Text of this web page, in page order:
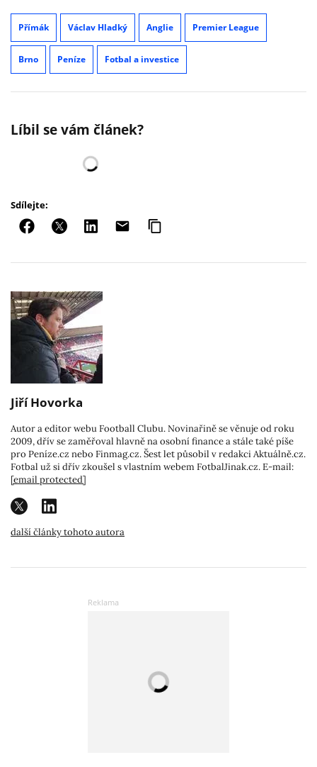
Přímák Václav Hladký Anglie Premier League
Brno Peníze Fotbal a investice
Líbil se vám článek?
Sdílejte:
Jiří Hovorka
Autor a editor webu Football Clubu. Novinařině se věnuje od roku
2009, dřív se zaměřoval hlavně na osobní finance a stále také píše
pro Peníze.cz nebo Finmag.cz. Šest let působil v redakci Aktuálně.cz.
Fotbal už si dřív zkoušel s vlastním webem FotbalJinak.cz. E-mail:
[email protected]
další články tohoto autora